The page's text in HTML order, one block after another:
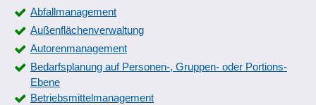
Abfallmanagement
Außenflächenverwaltung
Autorenmanagement
Bedarfsplanung auf Personen-, Gruppen- oder Portions-
Ebene
Betriebsmittelmanagement